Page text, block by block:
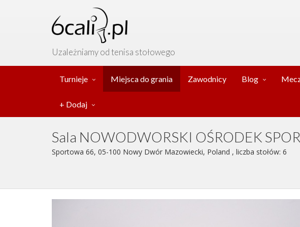
Uzależniamy od tenisa stołowego
Turnieje Miejsca do grania Zawodnicy Blog
+ Dodaj
Sala NOWODWORSKI OŚRODEK
Sportowa 66, 05-100 Nowy Dwór Mazowiecki, Poland , liczba stołów: 6